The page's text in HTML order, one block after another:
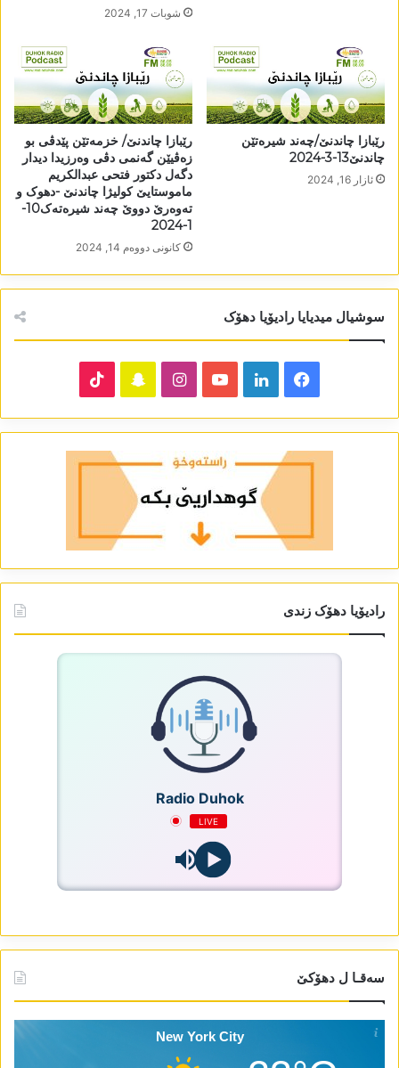
شوبات 17, 2024
رێبازا چاندنێ/چەند شیرەتێن
چاندنێ13-3-2024
ئازار 16, 2024
رێبازا چاندنێ/ خزمەتێن پێدڤی بو
زەڤیێن گەنمی دڤی وەرزیدا دیدار
دگەل دکتور فتحی عبدالکریم
ماموستایێ کولیژا چاندنێ -دھوک و
تەوەرێ دووێ چەند شیرەتەک10-
1-2024
كانونی دووه‌م 14, 2024
سوشیال میدیایا رادیۆیا دھۆک
Facebook
LinkedIn
YouTube
Instagram
Snapchat
رادیۆیا دھۆک زندی
Radio Duhok
LIVE
سەقـا ل دھۆکێ
New York City